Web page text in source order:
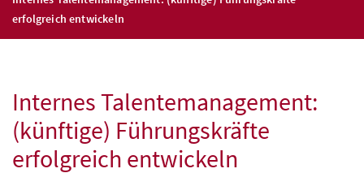
erfolgreich entwickeln
Internes Talentemanagement:
(künftige) Führungskräfte
erfolgreich entwickeln